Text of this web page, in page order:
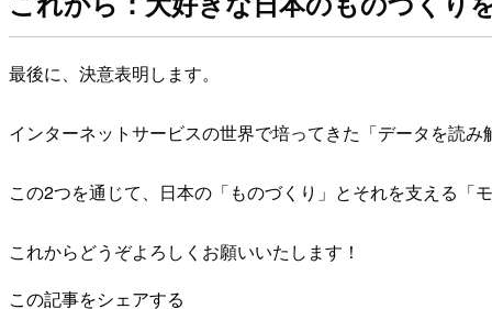
最後に、決意表明します。
インターネットサービスの世界で培ってきた「データを読
この2つを通じて、日本の「ものづくり」とそれを支える
これからどうぞよろしくお願いいたします！
この記事をシェアする